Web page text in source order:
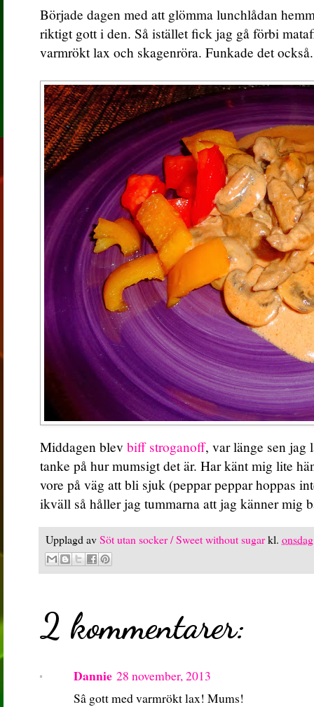
Började dagen med att glömma lunchlådan
riktigt gott i den. Så istället fick jag gå förbi
varmrökt lax och skagenröra. Funkade det
Middagen blev biff stroganoff, var länge sen jag
tanke på hur mumsigt det är. Har känt mig lite
vore på väg att bli sjuk (peppar peppar hoppas
ikväll så håller jag tummarna att jag känner mig
Upplagd avSöt utan socker / Sweet without sugarkl.
2 kommentarer:
Dannie 28 november, 2013
Sâ gott med varmrökt lax! Mums!